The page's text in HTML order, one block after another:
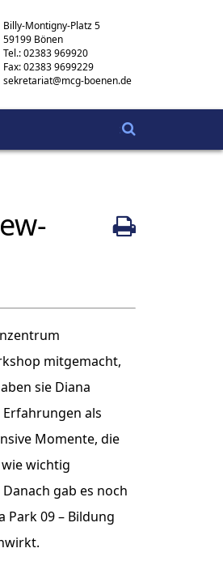
Billy-Montigny-Platz 5
59199 Bönen
Tel.: 02383 969920
Fax: 02383 9699229
sekretariat@mcg-boenen.de
mitgemacht,
sie Diana
als
Momente, die
wichtig
gab es noch
09 – Bildung